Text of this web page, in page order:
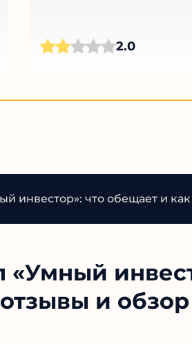
2.0
инвестор»: что обещает и
«Умный
и обзор